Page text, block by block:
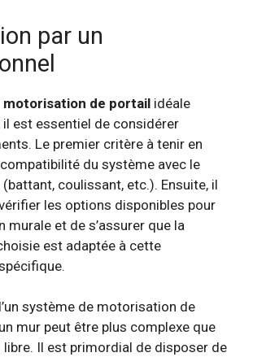
par un
motorisation de portail idéale
il est essentiel de considérer
Le premier critère à tenir en
du système avec le
coulissant, etc.). Ensuite, il
les options disponibles pour
murale et de s’assurer que la
est adaptée à cette
système de motorisation de
mur peut être plus complexe que
libre. Il est primordial de disposer de